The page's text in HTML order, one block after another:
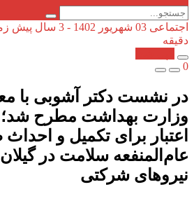
اجتماعی 03 شهریور 1402 - 3 سال پیش
دقیقه
0
در نشست دکتر آشوبی با
وزارت بهداشت مطرح شد؛
اعتبار برای تکمیل و
عام‌المنفعه سلامت در
نیروهای شرکتی